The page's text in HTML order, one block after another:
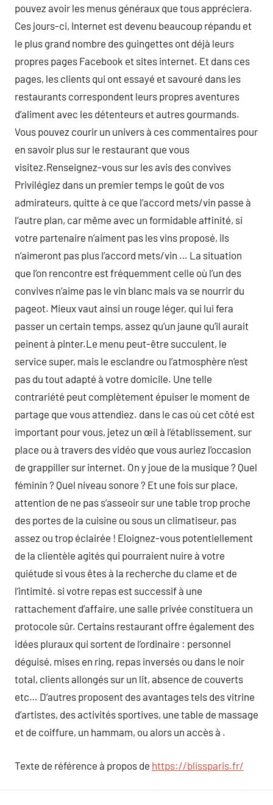
pouvez avoir les menus généraux que tous appréciera.
Ces jours-ci, Internet est devenu beaucoup répandu et
le plus grand nombre des guingettes ont déjà leurs
propres pages Facebook et sites internet. Et dans ces
pages, les clients qui ont essayé et savouré dans les
restaurants correspondent leurs propres aventures
d’aliment avec les détenteurs et autres gourmands.
Vous pouvez courir un univers à ces commentaires pour
en savoir plus sur le restaurant que vous
visitez.Renseignez-vous sur les avis des convives
Privilégiez dans un premier temps le goût de vos
admirateurs, quitte à ce que l’accord mets/vin passe à
l’autre plan, car même avec un formidable affinité, si
votre partenaire n’aiment pas les vins proposé, ils
n’aimeront pas plus l’accord mets/vin … La situation
que l’on rencontre est fréquemment celle où l’un des
convives n’aime pas le vin blanc mais va se nourrir du
pageot. Mieux vaut ainsi un rouge léger, qui lui fera
passer un certain temps, assez qu’un jaune qu’il aurait
peinent à pinter.Le menu peut-être succulent, le
service super, mais le esclandre ou l’atmosphère n’est
pas du tout adapté à votre domicile. Une telle
contrariété peut complètement épuiser le moment de
partage que vous attendiez. dans le cas où cet côté est
important pour vous, jetez un œil à l’établissement, sur
place ou à travers des vidéo que vous auriez l’occasion
de grappiller sur internet. On y joue de la musique ? Quel
féminin ? Quel niveau sonore ? Et une fois sur place,
attention de ne pas s’asseoir sur une table trop proche
des portes de la cuisine ou sous un climatiseur, pas
assez ou trop éclairée ! Eloignez-vous potentiellement
de la clientèle agités qui pourraient nuire à votre
quiétude si vous êtes à la recherche du clame et de
l’intimité. si votre repas est successif à une
rattachement d’affaire, une salle privée constituera un
protocole sûr. Certains restaurant offre également des
idées pluraux qui sortent de l’ordinaire : personnel
déguisé, mises en ring, repas inversés ou dans le noir
total, clients allongés sur un lit, absence de couverts
etc… D’autres proposent des avantages tels des vitrine
d’artistes, des activités sportives, une table de massage
et de coiffure, un hammam, ou alors un accès à .
Texte de référence à propos de https://blissparis.fr/